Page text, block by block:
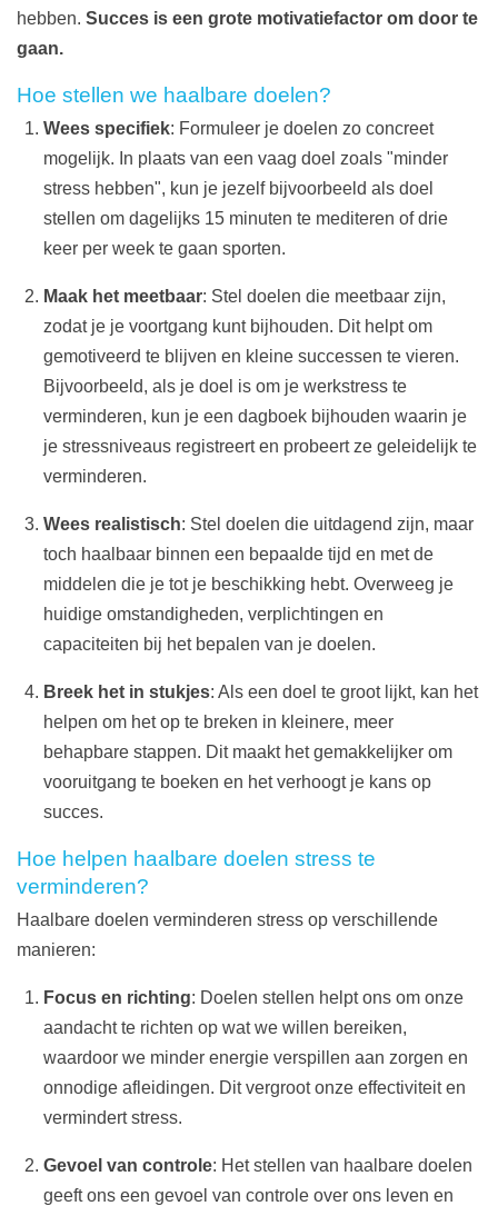
hebben. Succes is een grote motivatiefactor om door te
gaan.
Hoe stellen we haalbare doelen?
Wees specifiek: Formuleer je doelen zo concreet
mogelijk. In plaats van een vaag doel zoals "minder
stress hebben", kun je jezelf bijvoorbeeld als doel
stellen om dagelijks 15 minuten te mediteren of drie
keer per week te gaan sporten.
Maak het meetbaar: Stel doelen die meetbaar zijn,
zodat je je voortgang kunt bijhouden. Dit helpt om
gemotiveerd te blijven en kleine successen te vieren.
Bijvoorbeeld, als je doel is om je werkstress te
verminderen, kun je een dagboek bijhouden waarin je
je stressniveaus registreert en probeert ze geleidelijk te
verminderen.
Wees realistisch: Stel doelen die uitdagend zijn, maar
toch haalbaar binnen een bepaalde tijd en met de
middelen die je tot je beschikking hebt. Overweeg je
huidige omstandigheden, verplichtingen en
capaciteiten bij het bepalen van je doelen.
Breek het in stukjes: Als een doel te groot lijkt, kan het
helpen om het op te breken in kleinere, meer
behapbare stappen. Dit maakt het gemakkelijker om
vooruitgang te boeken en het verhoogt je kans op
succes.
Hoe helpen haalbare doelen stress te
verminderen?
Haalbare doelen verminderen stress op verschillende
manieren:
Focus en richting: Doelen stellen helpt ons om onze
aandacht te richten op wat we willen bereiken,
waardoor we minder energie verspillen aan zorgen en
onnodige afleidingen. Dit vergroot onze effectiviteit en
vermindert stress.
Gevoel van controle: Het stellen van haalbare doelen
geeft ons een gevoel van controle over ons leven en